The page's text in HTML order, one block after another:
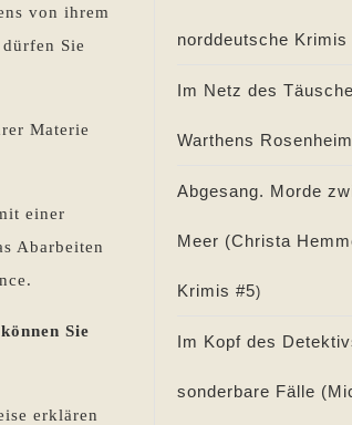
von ihrem
Sie
Materie
einer
Abarbeiten
Sie
erklären
norddeutsche Krimis
Im Netz des
Warthens
Abgesang. Morde
Meer (Christa
Krimis #5)
Im Kopf des
sonderbare Fälle (